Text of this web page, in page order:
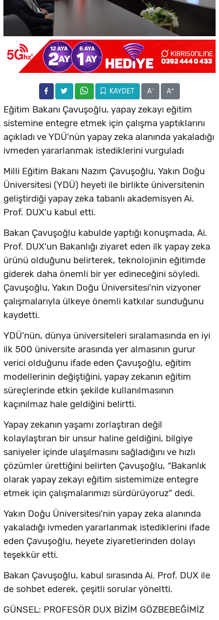
KAYDET A- A+
Eğitim Bakanı Çavuşoğlu, yapay zekayı eğitim
sistemine entegre etmek için çalışma yaptıklarını
açıkladı ve YDÜ'nün yapay zeka alanında yakaladığı
ivmeden yararlanmak istediklerini vurguladı
Milli Eğitim Bakanı Nazım Çavuşoğlu, Yakın Doğu
Üniversitesi (YDÜ) heyeti ile birlikte üniversitenin
geliştirdiği yapay zeka tabanlı akademisyen Ai.
Prof. DUX'u kabul etti.
Bakan Çavuşoğlu kabulde yaptığı konuşmada, Ai.
Prof. DUX’un Bakanlığı ziyaret eden ilk yapay zeka
ürünü olduğunu belirterek, teknolojinin eğitimde
giderek daha önemli bir yer edineceğini söyledi.
Çavuşoğlu, Yakın Doğu Üniversitesi’nin vizyoner
çalışmalarıyla ülkeye önemli katkılar sunduğunu
kaydetti.
YDÜ’nün, dünya üniversiteleri sıralamasında en iyi
ilk 500 üniversite arasında yer almasının gurur
verici olduğunu ifade eden Çavuşoğlu, eğitim
modellerinin değiştiğini, yapay zekanın eğitim
süreçlerinde etkin şekilde kullanılmasının
kaçınılmaz hale geldiğini belirtti.
Yapay zekanın yaşamı zorlaştıran değil
kolaylaştıran bir unsur haline geldiğini, bilgiye
saniyeler içinde ulaşılmasını sağladığını ve hızlı
çözümler ürettiğini belirten Çavuşoğlu, “Bakanlık
olarak yapay zekayı eğitim sistemimize entegre
etmek için çalışmalarımızı sürdürüyoruz” dedi.
Yakın Doğu Üniversitesi’nin yapay zeka alanında
yakaladığı ivmeden yararlanmak istediklerini ifade
eden Çavuşoğlu, heyete ziyaretlerinden dolayı
teşekkür etti.
Bakan Çavuşoğlu, kabul sırasında Ai. Prof. DUX ile
de sohbet ederek, çeşitli sorular yöneltti.
GÜNSEL: PROFESÖR DUX BİZİM GÖZBEBEĞİMİZ